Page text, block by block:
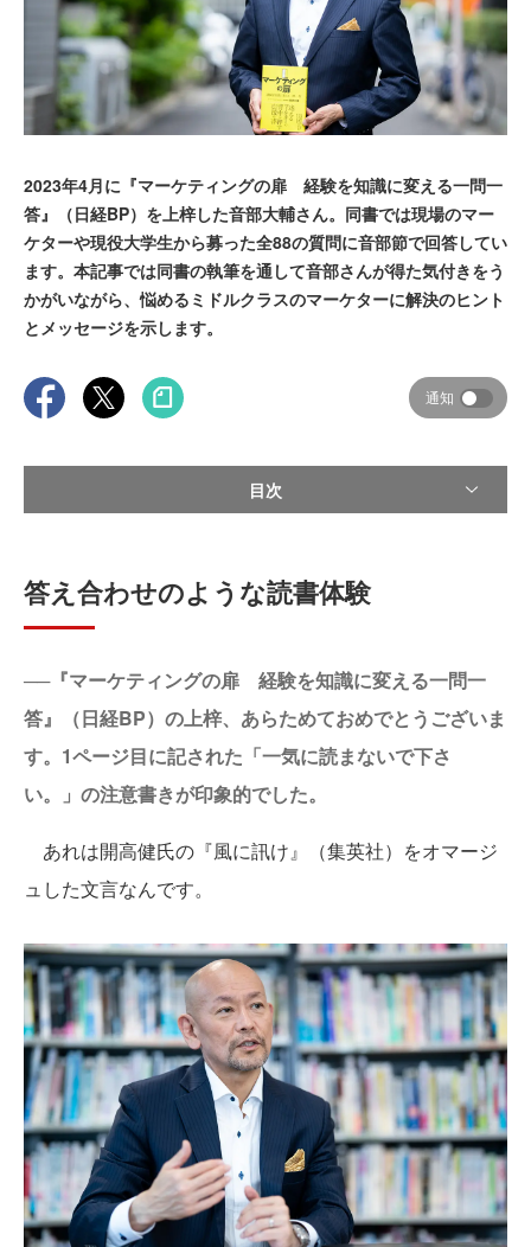
2023年4月に『マーケティングの扉 経験を知識に変える一問一
答』（日経BP）を上梓した音部大輔さん。同書では現場のマー
ケターや現役大学生から募った全88の質問に音部節で回答してい
ます。本記事では同書の執筆を通して音部さんが得た気付きをう
かがいながら、悩めるミドルクラスのマーケターに解決のヒント
とメッセージを示します。
通知
目次
答え合わせのような読書体験
──『マーケティングの扉 経験を知識に変える一問一
答』（日経BP）の上梓、あらためておめでとうございま
す。1ページ目に記された「一気に読まないで下さ
い。」の注意書きが印象的でした。
あれは開高健氏の『風に訊け』（集英社）をオマージ
ュした文言なんです。